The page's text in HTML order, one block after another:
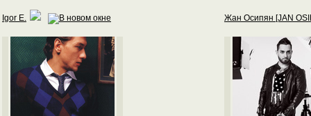
Igor E. Жан Осипян [JAN